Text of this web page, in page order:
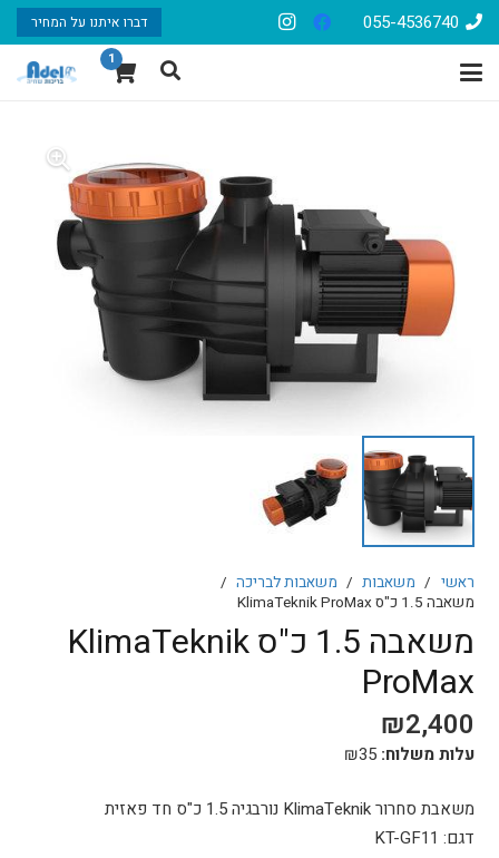
055-4536740 דברו איתנו על המחיר
1
ראשי / משאבות / משאבות לבריכה /
משאבה 1.5 כ"ס KlimaTeknik ProMax
משאבה 1.5 כ"ס KlimaTeknik
ProMax
₪2,400
עלות משלוח: ₪35
משאבת סחרור KlimaTeknik נורבגיה 1.5 כ"ס חד פאזית
דגם: KT-GF11